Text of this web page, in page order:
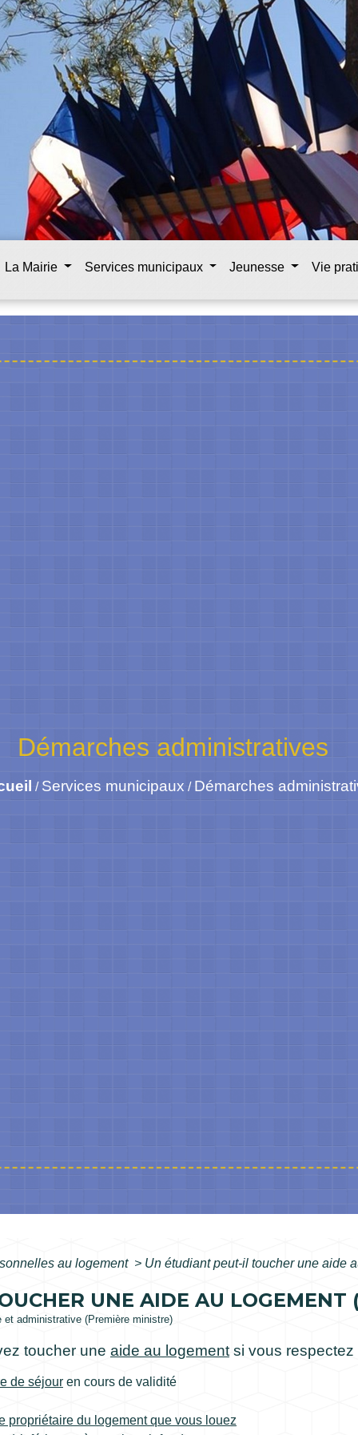
La Mairie Services municipaux Jeunesse Vie
Démarches administratives
/ Services municipaux / Démarches
au logement > Un étudiant peut-il toucher une aide
UNE AIDE AU LOGEMENT
et administrative (Première ministre)
toucher une aide au logement si vous
de séjour en cours de validité
propriétaire du logement que vous louez